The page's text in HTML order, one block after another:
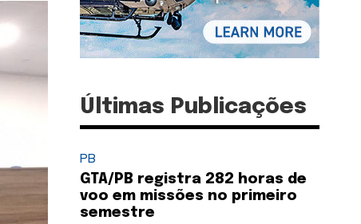
Últimas Publicações
PB
GTA/PB registra 282 horas de
voo em missões no primeiro
semestre